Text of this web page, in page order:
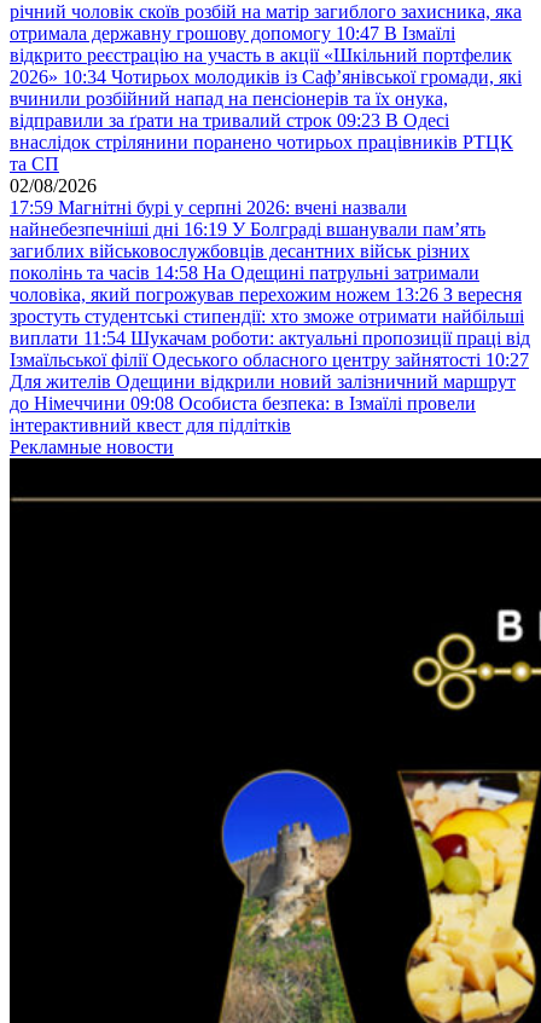
річний чоловік скоїв розбій на матір загиблого захисника, яка
отримала державну грошову допомогу 10:47 В Ізмаїлі
відкрито реєстрацію на участь в акції «Шкільний портфелик
2026» 10:34 Чотирьох молодиків із Саф’янівської громади, які
вчинили розбійний напад на пенсіонерів та їх онука,
відправили за ґрати на тривалий строк 09:23 В Одесі
внаслідок стрілянини поранено чотирьох працівників РТЦК
та СП
02/08/2026
17:59 Магнітні бурі у серпні 2026: вчені назвали
найнебезпечніші дні 16:19 У Болграді вшанували пам’ять
загиблих військовослужбовців десантних військ різних
поколінь та часів 14:58 На Одещині патрульні затримали
чоловіка, який погрожував перехожим ножем 13:26 З вересня
зростуть студентські стипендії: хто зможе отримати найбільші
виплати 11:54 Шукачам роботи: актуальні пропозиції праці від
Ізмаїльської філії Одеського обласного центру зайнятості 10:27
Для жителів Одещини відкрили новий залізничний маршрут
до Німеччини 09:08 Особиста безпека: в Ізмаїлі провели
інтерактивний квест для підлітків
Рекламные новости